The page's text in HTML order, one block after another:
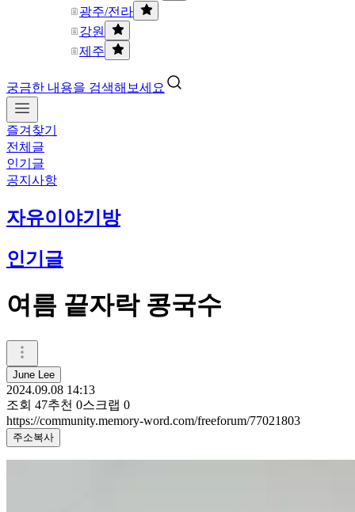
광주/전라
강원
제주
궁금한 내용을 검색해보세요
즐겨찾기
전체글
인기글
공지사항
자유이야기방
인기글
여름 끝자락 콩국수
June Lee
2024.09.08 14:13
조회 47추천 0스크랩 0
https://community.memory-word.com/freeforum/77021803
주소복사